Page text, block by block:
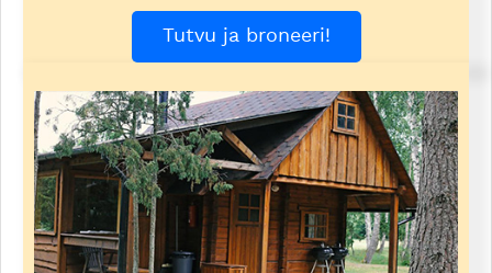
Tutvu ja broneeri!